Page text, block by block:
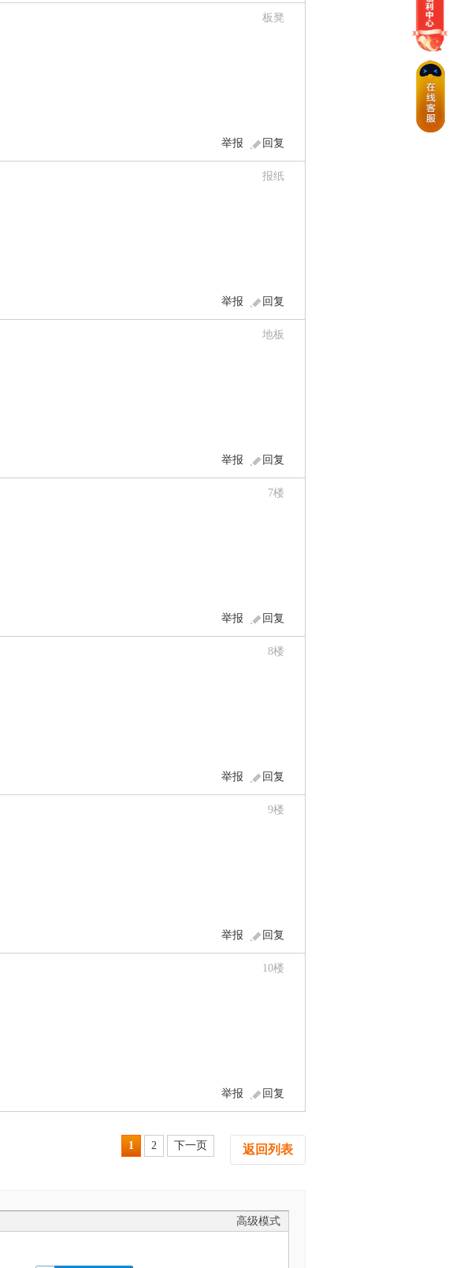
板凳
回复
举报
报纸
回复
举报
地板
回复
举报
7楼
回复
举报
8楼
回复
举报
9楼
回复
举报
10楼
回复
举报
返回列表
1 2 下一页
高级模式